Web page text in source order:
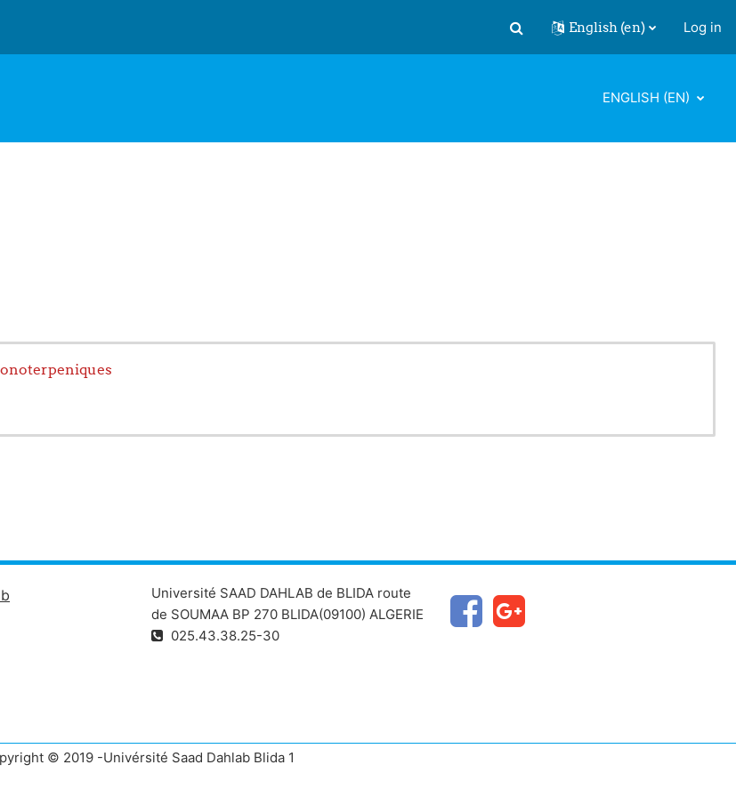
Toggle search input
English ‎(en)‎ Log in
ENGLISH ‎(EN)‎
Université SAAD DAHLAB de BLIDA route
de SOUMAA BP 270 BLIDA(09100) ALGERIE
025.43.38.25-30
© 2019 -Univérsité Saad Dahlab Blida 1